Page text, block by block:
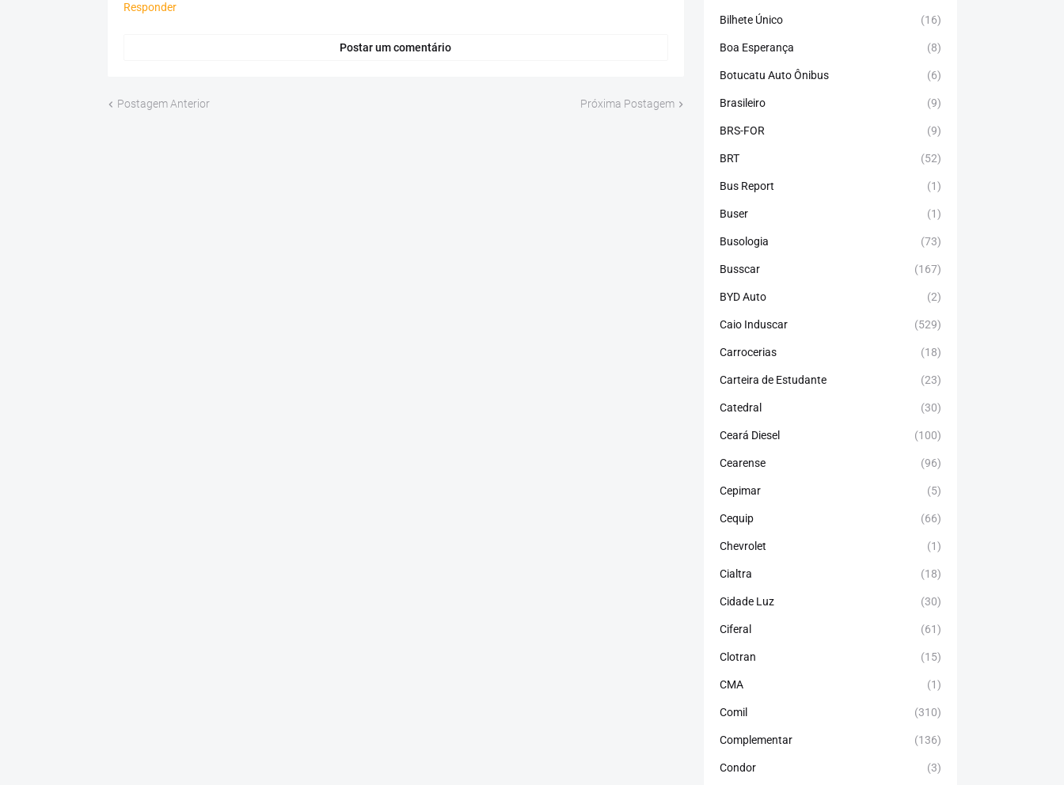
Responder
Postar um comentário
Postagem Anterior Próxima Postagem
Bilhete Único (16)
Boa Esperança (8)
Botucatu Auto Ônibus (6)
Brasileiro (9)
BRS-FOR (9)
BRT (52)
Bus Report (1)
Buser (1)
Busologia (73)
Busscar (167)
BYD Auto (2)
Caio Induscar (529)
Carrocerias (18)
Carteira de Estudante (23)
Catedral (30)
Ceará Diesel (100)
Cearense (96)
Cepimar (5)
Cequip (66)
Chevrolet (1)
Cialtra (18)
Cidade Luz (30)
Ciferal (61)
Clotran (15)
CMA (1)
Comil (310)
Complementar (136)
Condor (3)